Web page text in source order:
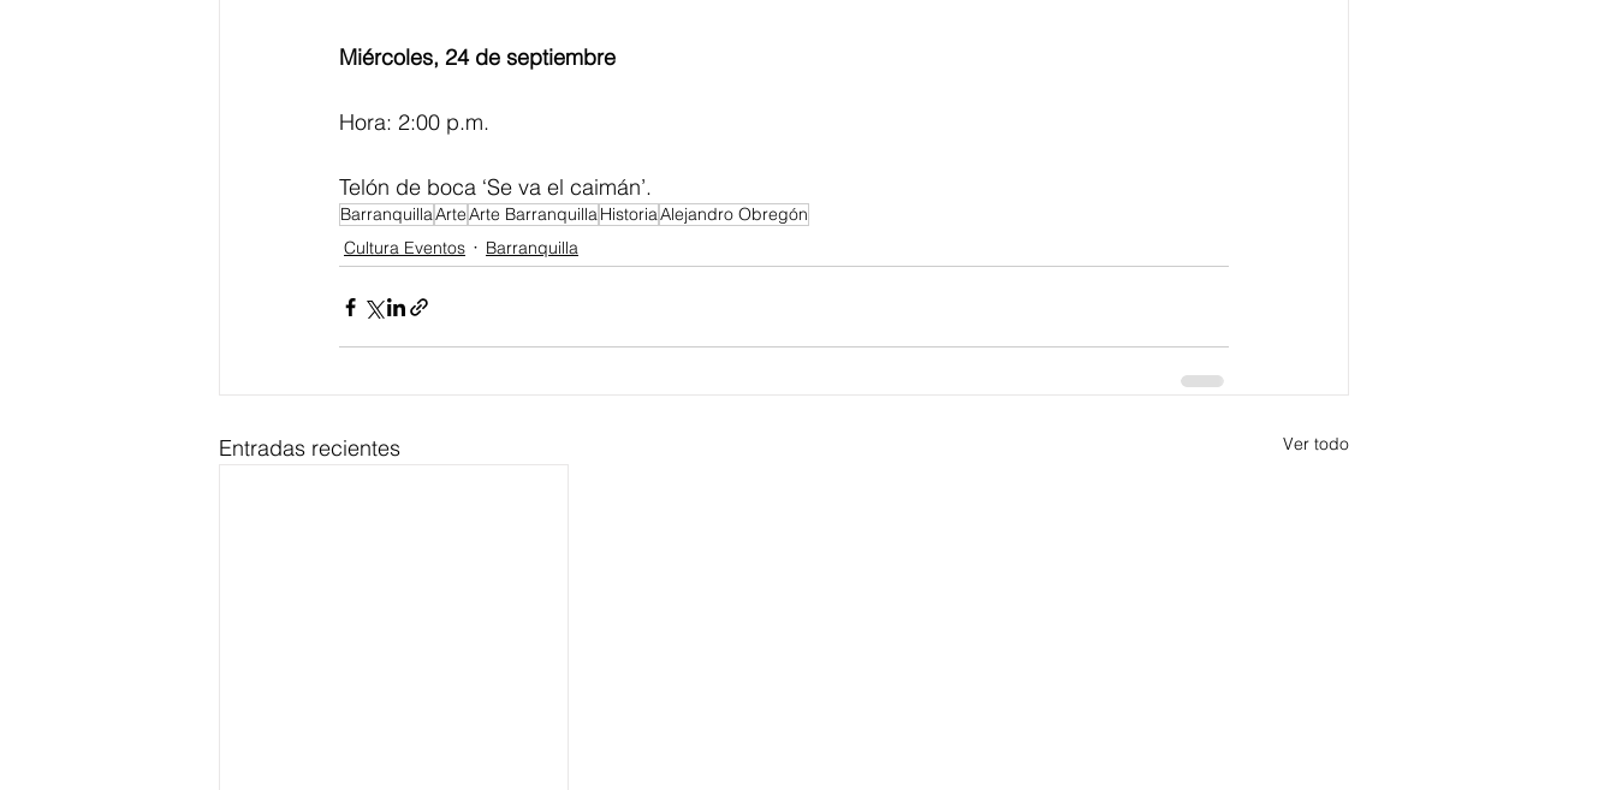
Miércoles, 24 de septiembre
Hora: 2:00 p.m.
Telón de boca ‘Se va el caimán’.
BarranquillaArteArte BarranquillaHistoriaAlejandro Obregón
Cultura Eventos
Barranquilla
Entradas recientes Ver todo